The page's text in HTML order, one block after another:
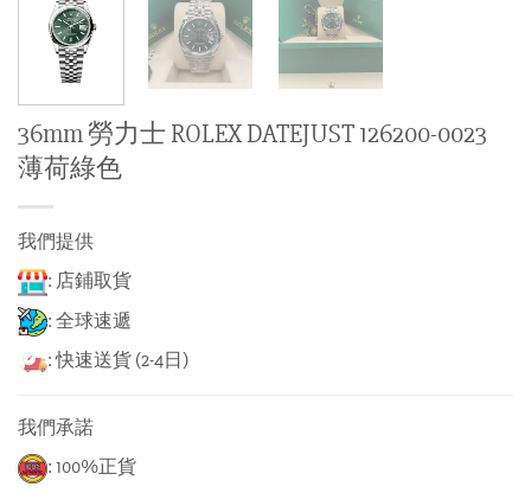
36mm 勞力士 ROLEX DATEJUST 126200-0023
薄荷綠色
我們提供
: 店鋪取貨
: 全球速遞
: 快速送貨 (2-4日)
我們承諾
: 100%正貨